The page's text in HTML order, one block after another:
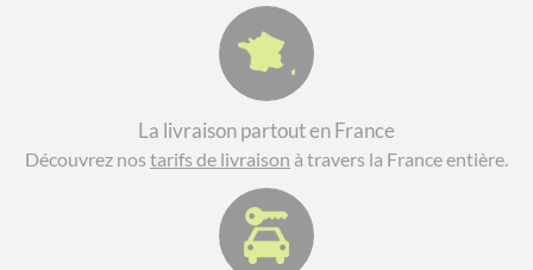
La livraison partout en France
Découvrez nos tarifs de livraison à travers la France entière.